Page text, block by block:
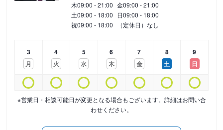
木09:00 - 21:00 金09:00 - 21:00
土09:00 - 18:00 日09:00 - 18:00
祝09:00 - 18:00 （定休日）なし
3
月
4
火
5
水
6
木
7
金
8
土
9
日
※営業日・相談可能日が変更となる場合もございます。詳細はお問い合
わせください。